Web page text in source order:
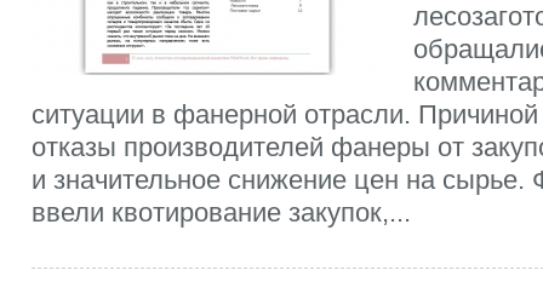
ситуации в фанерной отрасли.
отказы производителей фанеры от
и значительное снижение цен на
ввели квотирование закупок,...